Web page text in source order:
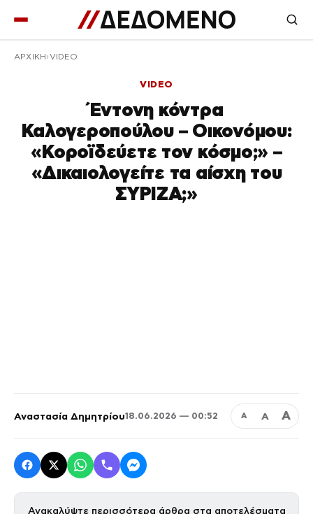
ΑΡΧΙΚΉ VIDEO
VIDEO
Έντονη κόντρα
Καλογεροπούλου – Οικονόμου:
«Κοροϊδεύετε τον κόσμο;» –
«Δικαιολογείτε τα αίσχη του
ΣΥΡΙΖΑ;»
Αναστασία Δημητρίου18.06.2026 — 00:52 Α Α Α
Ανακαλύψτε περισσότερα άρθρα στα αποτελέσματα